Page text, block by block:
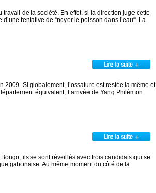
de la société. En effet, si la direction juge cette
tentative de “noyer le poisson dans l’eau“. La
Si globalement, l’ossature est restée la même et
équivalent, l’arrivée de Yang Philémon
ils se sont réveillés avec trois candidats qui se
gabonaise. Au même moment du côté de la